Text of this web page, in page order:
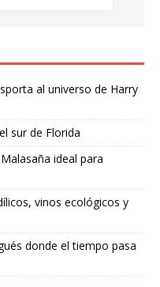
al universo de Harry
sur de Florida
ideal para
vinos ecológicos y
donde el tiempo pasa